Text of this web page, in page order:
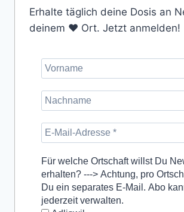
Erhalte täglich deine Dosis an
deinem ❤️ Ort. Jetzt anmelden!
Für welche Ortschaft willst Du
erhalten? ---> Achtung, pro
Du ein separates E-Mail. Abo
jederzeit verwalten.